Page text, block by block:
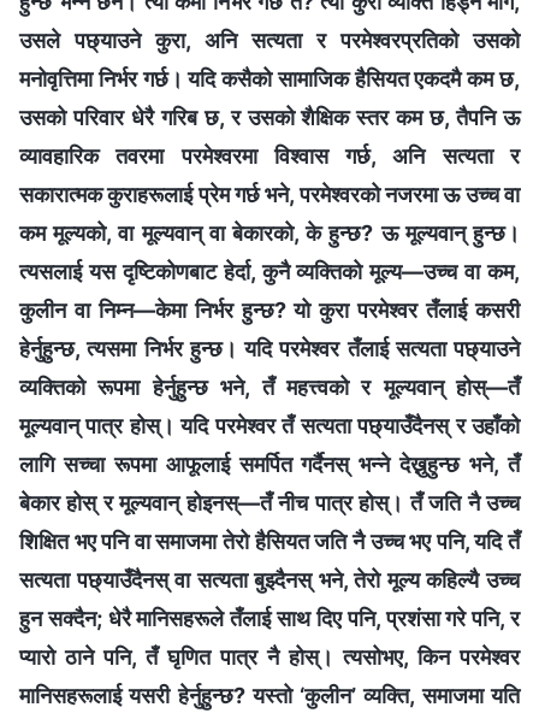
उसले पछ्याउने कुरा, अनि सत्यता र परमेश्‍वरप्रतिको उसको
मनोवृत्तिमा निर्भर गर्छ। यदि कसैको सामाजिक हैसियत एकदमै कम छ,
उसको परिवार धेरै गरिब छ, र उसको शैक्षिक स्तर कम छ, तैपनि ऊ
व्यावहारिक तवरमा परमेश्‍वरमा विश्‍वास गर्छ, अनि सत्यता र
सकारात्मक कुराहरूलाई प्रेम गर्छ भने, परमेश्‍वरको नजरमा ऊ उच्च वा
कम मूल्यको, वा मूल्यवान् वा बेकारको, के हुन्छ? ऊ मूल्यवान् हुन्छ।
त्यसलाई यस दृष्टिकोणबाट हेर्दा, कुनै व्यक्तिको मूल्य—उच्च वा कम,
कुलीन वा निम्न—केमा निर्भर हुन्छ? यो कुरा परमेश्‍वर तँलाई कसरी
हेर्नुहुन्छ, त्यसमा निर्भर हुन्छ। यदि परमेश्‍वर तँलाई सत्यता पछ्याउने
व्यक्तिको रूपमा हेर्नुहुन्छ भने, तँ महत्त्वको र मूल्यवान् होस्—तँ
मूल्यवान्‌ पात्र होस्। यदि परमेश्‍वर तँ सत्यता पछ्याउँदैनस् र उहाँको
लागि सच्चा रूपमा आफूलाई समर्पित गर्दैनस् भन्ने देख्नुहुन्छ भने, तँ
बेकार होस् र मूल्यवान्‌ होइनस्—तँ नीच पात्र होस्। तँ जति नै उच्च
शिक्षित भए पनि वा समाजमा तेरो हैसियत जति नै उच्च भए पनि, यदि तँ
सत्यता पछ्याउँदैनस् वा सत्यता बुझ्दैनस् भने, तेरो मूल्य कहिल्यै उच्च
हुन सक्दैन; धेरै मानिसहरूले तँलाई साथ दिए पनि, प्रशंसा गरे पनि, र
प्यारो ठाने पनि, तँ घृणित पात्र नै होस्। त्यसोभए, किन परमेश्‍वर
मानिसहरूलाई यसरी हेर्नुहुन्छ? यस्तो ‘कुलीन’ व्यक्ति, समाजमा यति